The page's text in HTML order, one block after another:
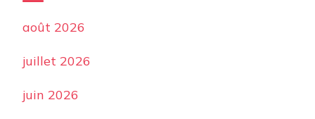
août 2026
juillet 2026
juin 2026